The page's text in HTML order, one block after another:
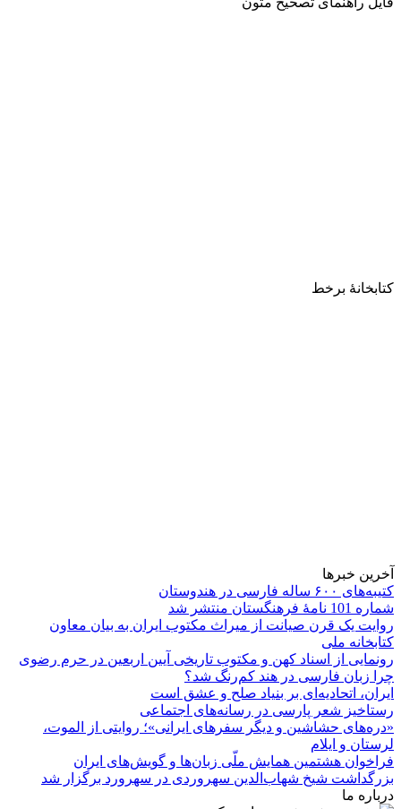
کتابخانۀ برخط
آخرین خبرها
کتیبه‌های ۶۰۰ ساله فارسی در هندوستان
شماره 101 نامۀ فرهنگستان منتشر شد
روایت یک قرن صیانت از میراث مکتوب ایران به بیان معاون
کتابخانه ملی
رونمایی از اسناد کهن و مکتوب تاریخی آیین اربعین در حرم رضوی
چرا زبان فارسی در هند کم‌رنگ شد؟
ایران، اتحادیه‌ای بر بنیاد صلح و عشق است
رستاخیز شعر پارسی در رسانه‌های اجتماعی
«دره‌های حشاشین و دیگر سفرهای ایرانی»؛ روایتی از الموت،
لرستان و ایلام
فراخوان هشتمین همایش ملّی زبان‌ها و گویش‌های ایران
بزرگداشت شیخ شهاب‌الدین سهروردی در سهرورد برگزار شد
درباره ما